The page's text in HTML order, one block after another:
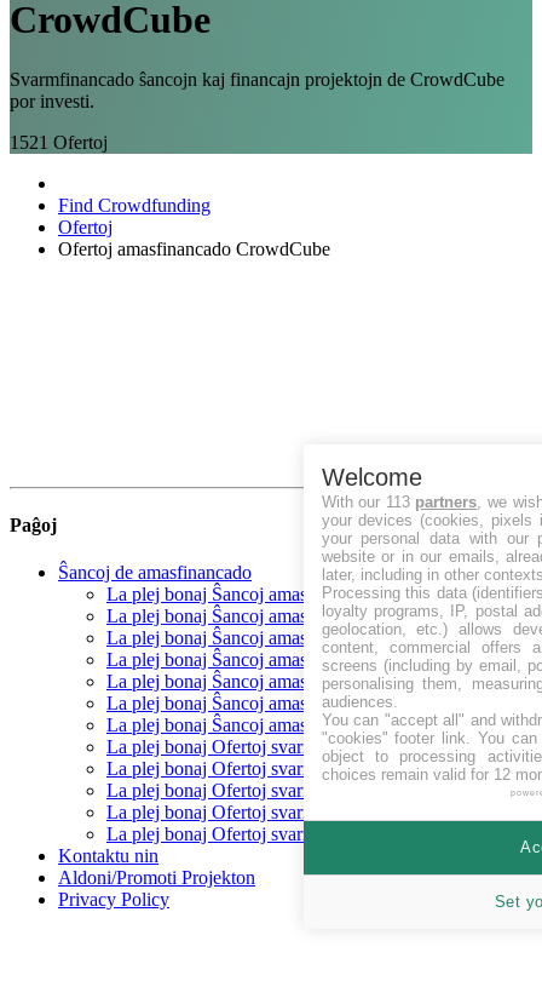
CrowdCube
Svarmfinancado ŝancojn kaj financajn projektojn de CrowdCube
por investi.
1521 Ofertoj
Find Crowdfunding
Ofertoj
Ofertoj amasfinancado CrowdCube
Paĝoj
Ŝancoj de amasfinancado
La plej bonaj Ŝancoj amasfinancado levantaj
La plej bonaj Ŝancoj amasfinancado Baldaŭ
La plej bonaj Ŝancoj amasfinancado financitaj
La plej bonaj Ŝancoj amasfinancado Repagita
La plej bonaj Ŝancoj amasfinancado Egaleco
La plej bonaj Ŝancoj amasfinancado Prunto/ŝuldo
La plej bonaj Ŝancoj amasfinancado Rekompenco
La plej bonaj Ofertoj svarmfinancado en CHF
La plej bonaj Ofertoj svarmfinancado en EUR
La plej bonaj Ofertoj svarmfinancado en GBP
La plej bonaj Ofertoj svarmfinancado en SEK
La plej bonaj Ofertoj svarmfinancado en USD
Kontaktu nin
Aldoni/Promoti Projekton
Privacy Policy
Welcome
With our 113 partners, we
your devices (cookies, pixels
your personal data with our
website or in our emails,
later, including in other
Processing this data
loyalty programs, IP, postal
geolocation, etc.) allows
content, commercial offers
screens (including by email,
personalising them,
audiences.
You can "accept all" and
"cookies" footer link. You can
object to processing
choices remain valid for 12
Set